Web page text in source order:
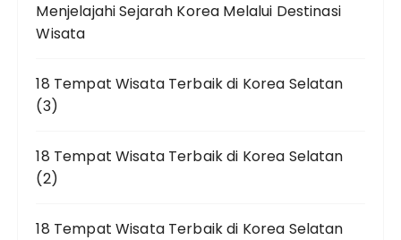
Menjelajahi Sejarah Korea Melalui Destinasi
Wisata
18 Tempat Wisata Terbaik di Korea Selatan
(3)
18 Tempat Wisata Terbaik di Korea Selatan
(2)
18 Tempat Wisata Terbaik di Korea Selatan